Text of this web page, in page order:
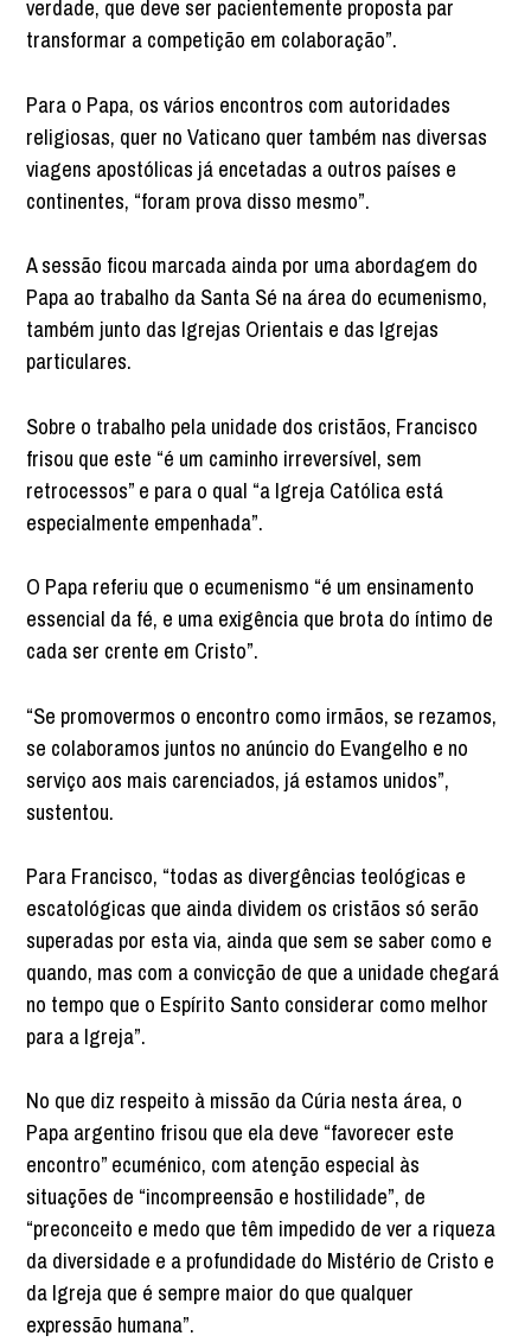
verdade, que deve ser pacientemente proposta par
transformar a competição em colaboração”.
Para o Papa, os vários encontros com autoridades
religiosas, quer no Vaticano quer também nas diversas
viagens apostólicas já encetadas a outros países e
continentes, “foram prova disso mesmo”.
A sessão ficou marcada ainda por uma abordagem do
Papa ao trabalho da Santa Sé na área do ecumenismo,
também junto das Igrejas Orientais e das Igrejas
particulares.
Sobre o trabalho pela unidade dos cristãos, Francisco
frisou que este “é um caminho irreversível, sem
retrocessos” e para o qual “a Igreja Católica está
especialmente empenhada”.
O Papa referiu que o ecumenismo “é um ensinamento
essencial da fé, e uma exigência que brota do íntimo de
cada ser crente em Cristo”.
“Se promovermos o encontro como irmãos, se rezamos,
se colaboramos juntos no anúncio do Evangelho e no
serviço aos mais carenciados, já estamos unidos”,
sustentou.
Para Francisco, “todas as divergências teológicas e
escatológicas que ainda dividem os cristãos só serão
superadas por esta via, ainda que sem se saber como e
quando, mas com a convicção de que a unidade chegará
no tempo que o Espírito Santo considerar como melhor
para a Igreja”.
No que diz respeito à missão da Cúria nesta área, o
Papa argentino frisou que ela deve “favorecer este
encontro” ecuménico, com atenção especial às
situações de “incompreensão e hostilidade”, de
“preconceito e medo que têm impedido de ver a riqueza
da diversidade e a profundidade do Mistério de Cristo e
da Igreja que é sempre maior do que qualquer
expressão humana”.